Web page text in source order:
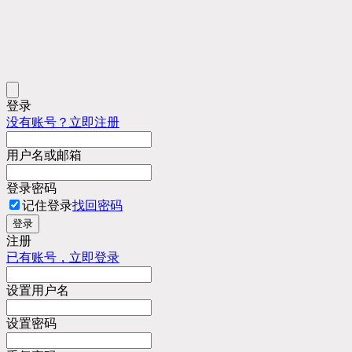
登录
没有账号？立即注册
用户名或邮箱
登录密码
记住登录找回密码
登录
注册
已有账号，立即登录
设置用户名
设置密码